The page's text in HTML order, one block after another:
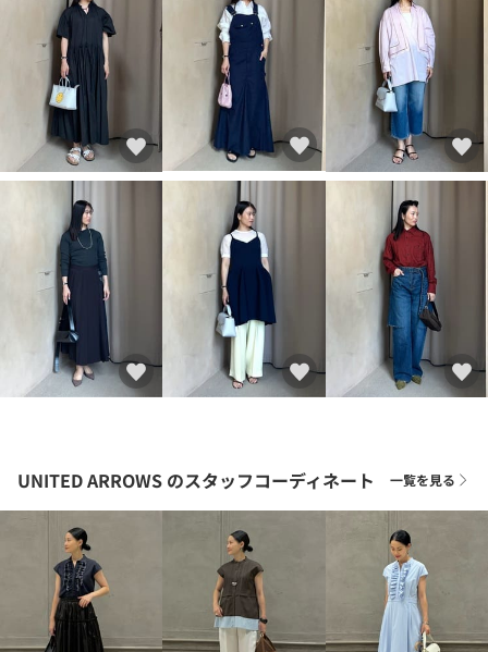
UNITED ARROWS のスタッフコーディネート 一覧を見る